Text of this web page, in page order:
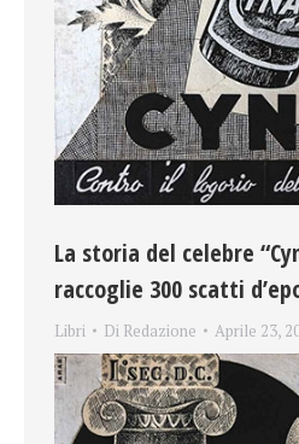
La storia del celebre
raccoglie 300 scatti
Libri Di Redazione Aprile 23,